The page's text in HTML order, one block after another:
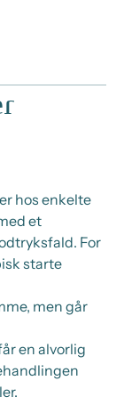
hos enkelte
et
For
starte
men går
en alvorlig